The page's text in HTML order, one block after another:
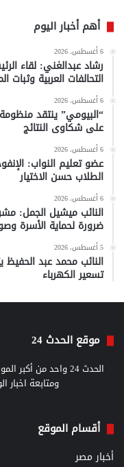
أهم أخبار اليوم
6 أغسطس، 2026
رشاد عبدالغني: لقاء
التحالفات العربية
6 أغسطس، 2026
“البيومي” ينتقد منظومة
على شكاوى النتائج
6 أغسطس، 2026
عضو تعليم النواب:
الطلاب حسن الاختيار
6 أغسطس، 2026
النائب ميشيل الجمل:
ضرورة لحماية الأسرة
5 أغسطس، 2026
النائب محمد عبد
تسعير الكهرباء
موقع الحدث 24
الحدث 24 واحد من
ومتابعة اخبار
أقسام الموقع
أخبار مصر